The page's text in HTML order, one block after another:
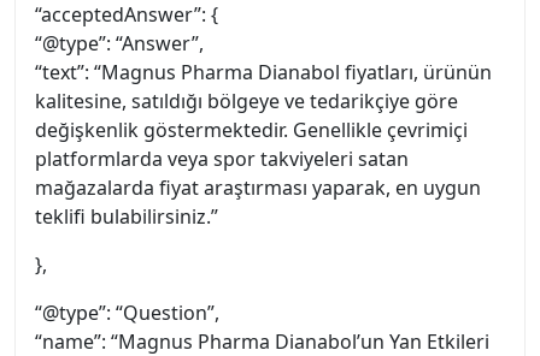
“acceptedAnswer”: {
“@type”: “Answer”,
“text”: “Magnus Pharma Dianabol fiyatları, ürünün
kalitesine, satıldığı bölgeye ve tedarikçiye göre
değişkenlik göstermektedir. Genellikle çevrimiçi
platformlarda veya spor takviyeleri satan
mağazalarda fiyat araştırması yaparak, en uygun
teklifi bulabilirsiniz.”
},
“@type”: “Question”,
“name”: “Magnus Pharma Dianabol’un Yan Etkileri